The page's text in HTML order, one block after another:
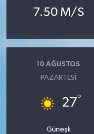
7.50 M/S
10 AĞUSTOS
PAZARTESI
27°
Güneşli